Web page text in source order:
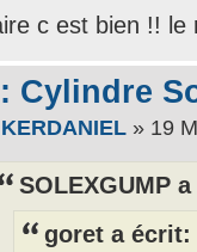
c est bien !!
Cylindre
KERDANIEL » 19
SOLEXGUMP
goret a écrit: